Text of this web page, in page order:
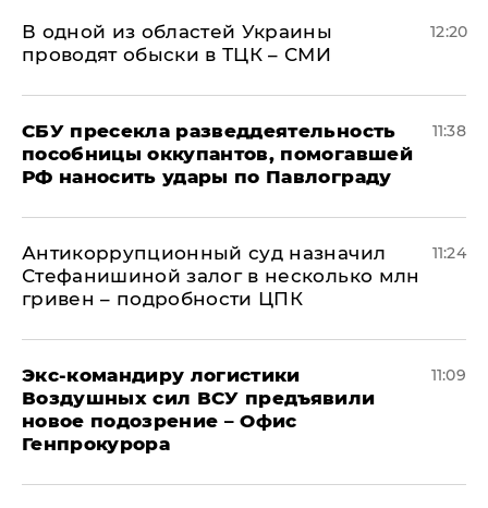
В одной из областей Украины
проводят обыски в ТЦК – СМИ
12:20
СБУ пресекла разведдеятельность
пособницы оккупантов, помогавшей
РФ наносить удары по Павлограду
11:38
Антикоррупционный суд назначил
Стефанишиной залог в несколько млн
гривен – подробности ЦПК
11:24
Экс-командиру логистики
Воздушных сил ВСУ предъявили
новое подозрение – Офис
Генпрокурора
11:09